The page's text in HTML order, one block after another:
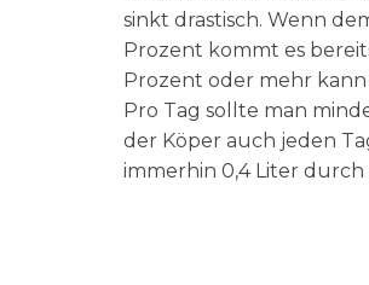
sinkt drastisch. Wenn
Prozent kommt es
Prozent oder mehr kann
Pro Tag sollte man
der Köper auch jeden
immerhin 0,4 Liter durch